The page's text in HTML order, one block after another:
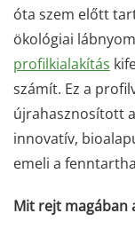
óta szem előtt
ökológiai
profilkialakítás
számít. Ez a
újrahasznosított
innovatív,
emeli a
Mit rejt magában